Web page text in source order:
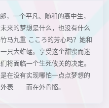
，一个平凡、随和的高中生，
来的梦想是什么，也没有什么
马九重 こころ的芳心吗？她和
只大蚱蜢。享受这个甜蜜而迷
将面临一个生死攸关的决定。
在没有实现哪怕一点点梦想的
表……而在外骨骼。